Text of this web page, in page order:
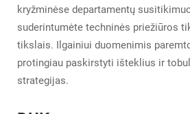
kryžminėse departamentų
suderintumėte techninės priežiūros
tikslais. Ilgainiui duomenimis
protingiau paskirstyti išteklius ir
strategijas.